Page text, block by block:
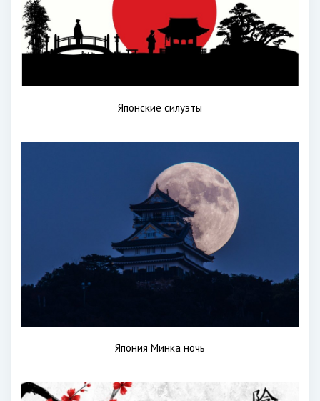
Японские силуэты
Япония Минка ночь